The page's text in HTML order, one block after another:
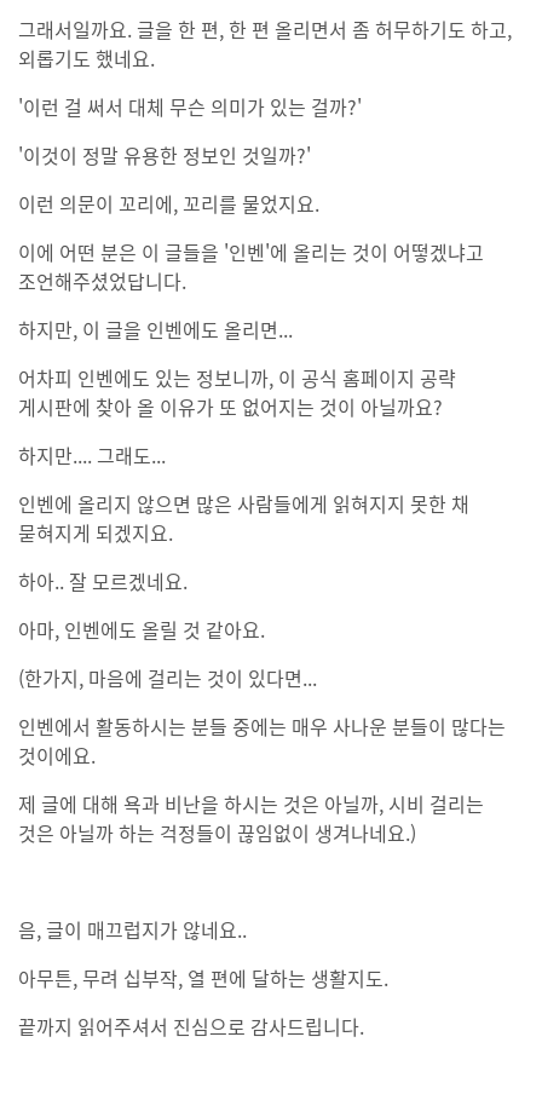
그래서일까요. 글을 한 편, 한 편 올리면서 좀 허무하기도 하고,
외롭기도 했네요.
'이런 걸 써서 대체 무슨 의미가 있는 걸까?'
'이것이 정말 유용한 정보인 것일까?'
이런 의문이 꼬리에, 꼬리를 물었지요.
이에 어떤 분은 이 글들을 '인벤'에 올리는 것이 어떻겠냐고
조언해주셨었답니다.
하지만, 이 글을 인벤에도 올리면...
어차피 인벤에도 있는 정보니까, 이 공식 홈페이지 공략
게시판에 찾아 올 이유가 또 없어지는 것이 아닐까요?
하지만.... 그래도...
인벤에 올리지 않으면 많은 사람들에게 읽혀지지 못한 채
묻혀지게 되겠지요.
하아.. 잘 모르겠네요.
아마, 인벤에도 올릴 것 같아요.
(한가지, 마음에 걸리는 것이 있다면...
인벤에서 활동하시는 분들 중에는 매우 사나운 분들이 많다는
것이에요.
제 글에 대해 욕과 비난을 하시는 것은 아닐까, 시비 걸리는
것은 아닐까 하는 걱정들이 끊임없이 생겨나네요.)
음, 글이 매끄럽지가 않네요..
아무튼, 무려 십부작, 열 편에 달하는 생활지도.
끝까지 읽어주셔서 진심으로 감사드립니다.